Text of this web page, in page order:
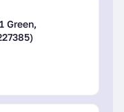
Green,